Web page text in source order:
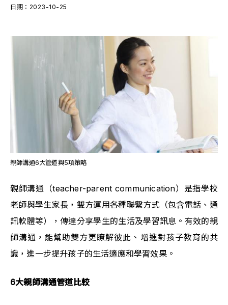
日期： 2023-10-25
親師溝通6大管道與5項策略
親師溝通（teacher-parent communication）是指學校
老師與學生家長，雙方運用各種聯繫方式（包含電話、通
訊軟體等），傳達分享學生的生活及學習訊息。有效的親
師溝通，能幫助雙方更瞭解彼此、增進對孩子教育的共
識，進一步提升孩子的生活適應和學習效果。
6大親師溝通管道比較